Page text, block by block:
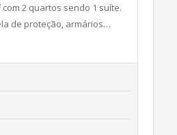
2 quartos sendo 1 suíte.
de proteção, armários…